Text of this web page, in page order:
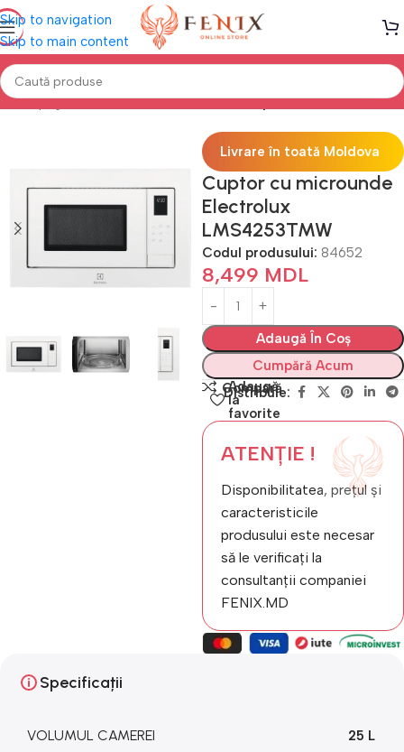
Skip to navigation
Skip to main content
Prima pagină Electrocasnice Bucătărie Cuptoare cu microunde
Livrare în toată Moldova
Cuptor cu microunde
Electrolux
LMS4253TMW
Codul produsului: 84652
8,499 MDL
Adaugă În Coș
Cumpără Acum
Compară
Adaugă
la
favorite
Distribuie:
ATENȚIE !
Disponibilitatea, prețul și
caracteristicile
produsului este necesar
să le verificați la
consultanții companiei
FENIX.MD
Specificații
VOLUMUL CAMEREI 25 L